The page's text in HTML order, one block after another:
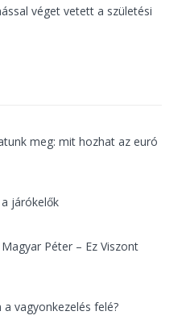
véget vetett a születési
meg: mit hozhat az euró
járókelők
Péter – Ez Viszont
vagyonkezelés felé?